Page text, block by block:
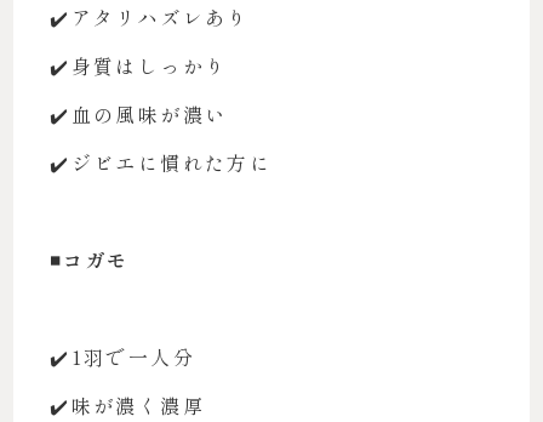
✔️アタリハズレあり
✔️身質はしっかり
✔️血の風味が濃い
✔️ジビエに慣れた方に
◾️コガモ
✔️1羽で一人分
✔️味が濃く濃厚